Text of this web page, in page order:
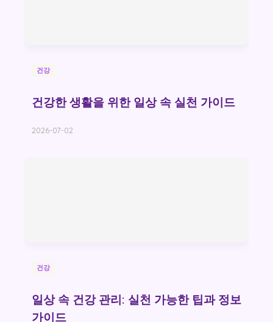
건강
건강한 생활을 위한 일상 속 실천 가이드
2026-07-02
건강
일상 속 건강 관리: 실천 가능한 팁과 정보
가이드